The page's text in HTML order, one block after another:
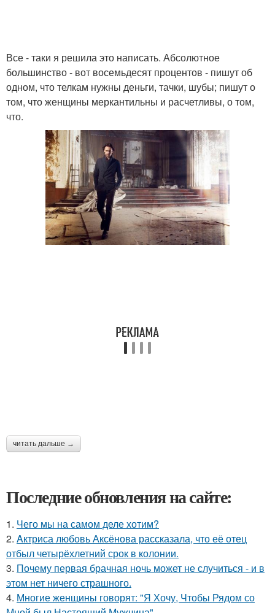
Все - таки я решила это написать. Абсолютное
большинство - вот восемьдесят процентов - пишут об
одном, что телкам нужны деньги, тачки, шубы; пишут о
том, что женщины меркантильны и расчетливы, о том,
что.
читать дальше →
Последние обновления на сайте:
1. Чего мы на самом деле хотим?
2. Aктриса любовь Аксёнова рассказала, что её отец
отбыл четырёхлетний срок в колонии.
3. Почему первая брачная ночь может не случиться - и в
этом нет ничего страшного.
4. Многие женщины говорят: "Я Хочу, Чтобы Рядом со